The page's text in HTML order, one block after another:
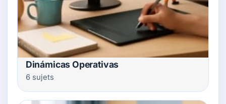
Dinámicas Operativas
6 sujets